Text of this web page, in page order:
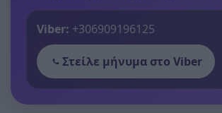
Viber: +306909196125
Στείλε μήνυμα στο Viber